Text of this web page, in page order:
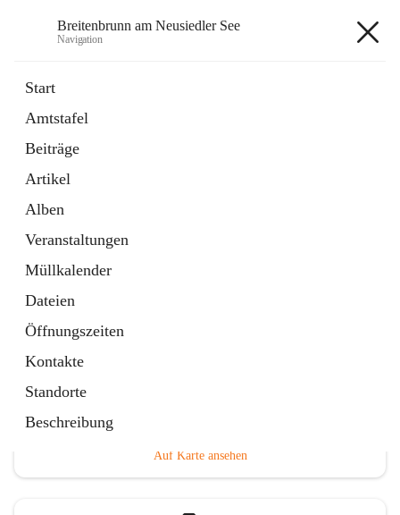
Breitenbrunn am Neusiedler See
Navigation
Start
Amtstafel
Beiträge
Artikel
Alben
Veranstaltungen
Müllkalender
Dateien
Öffnungszeiten
Kontakte
Standorte
Beschreibung
18 Schnellzugriffe
Gemeindeservice
Auf Karte ansehen